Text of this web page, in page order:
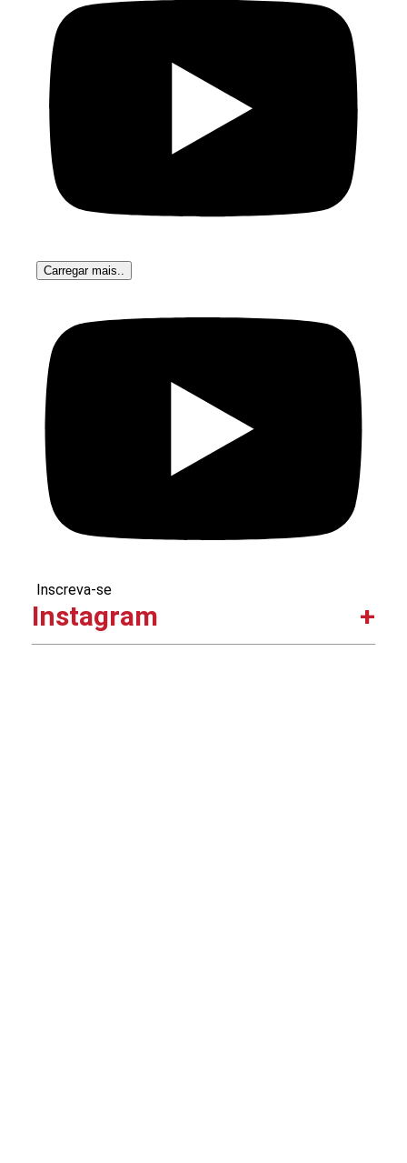
Silva
Carregar mais..
Inscreva-se
Instagram